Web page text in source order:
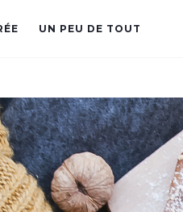
UN PEU DE TOUT